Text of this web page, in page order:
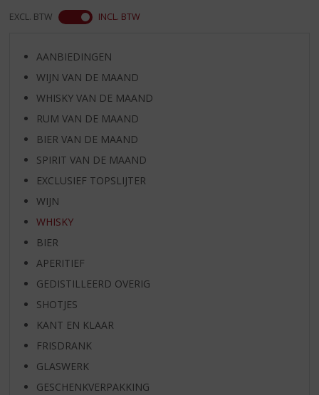
EXCL. BTW INCL. BTW
AANBIEDINGEN
WIJN VAN DE MAAND
WHISKY VAN DE MAAND
RUM VAN DE MAAND
BIER VAN DE MAAND
SPIRIT VAN DE MAAND
EXCLUSIEF TOPSLIJTER
WIJN
WHISKY
BIER
APERITIEF
GEDISTILLEERD OVERIG
SHOTJES
KANT EN KLAAR
FRISDRANK
GLASWERK
GESCHENKVERPAKKING